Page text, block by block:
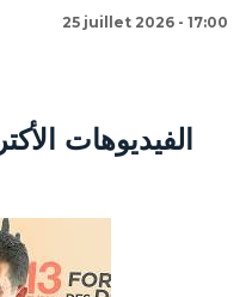
25 juillet 2026 - 17:00
الفيديوهات